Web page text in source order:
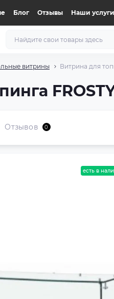
Блог Отзывы Наши услуги
витрины Витрина для
Отзывов 0
есть в